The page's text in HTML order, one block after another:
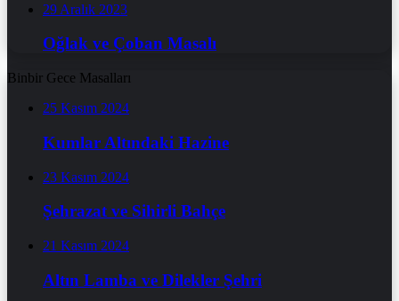
29 Aralık 2023
Oğlak ve Çoban Masalı
Binbir Gece Masalları
25 Kasım 2024
Kumlar Altındaki Hazine
23 Kasım 2024
Şehrazat ve Sihirli Bahçe
21 Kasım 2024
Altın Lamba ve Dilekler Şehri